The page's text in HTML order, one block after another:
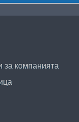
за компанията